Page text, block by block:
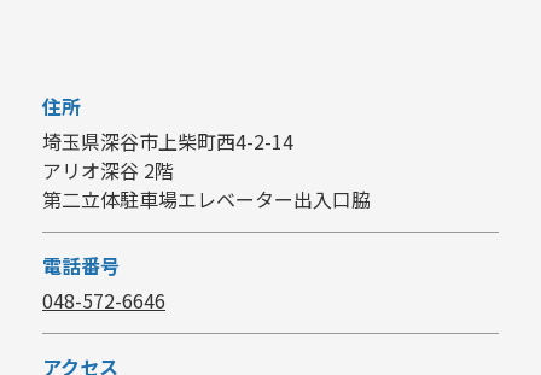
住所
埼玉県深谷市上柴町西4-2-14
アリオ深谷 2階
第二立体駐車場エレベーター出入口脇
電話番号
048-572-6646
アクセス